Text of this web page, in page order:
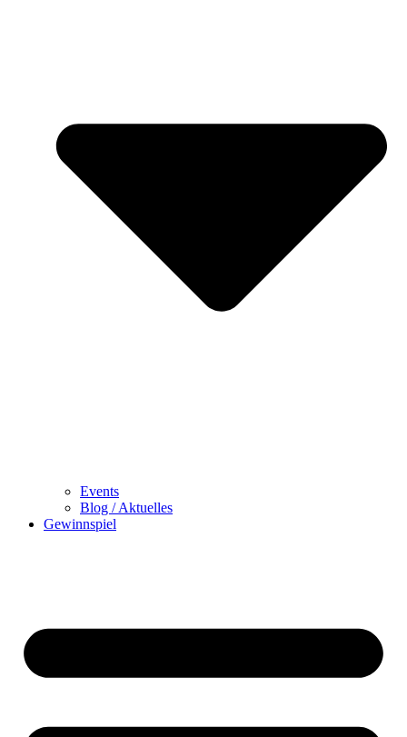
Events
Blog / Aktuelles
Gewinnspiel